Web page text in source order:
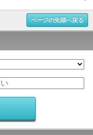
ページの先頭へ戻る